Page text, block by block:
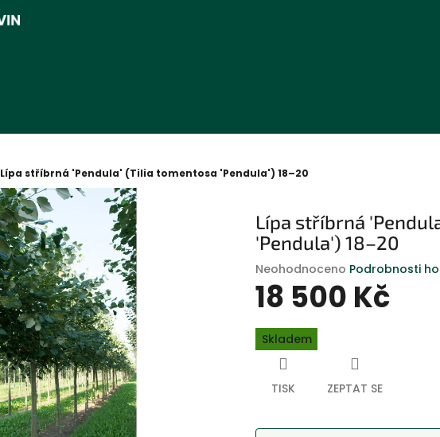
Lípa stříbrná 'Pendula' (Tilia tomentosa 'Pendula') 18–20
Lípa stříbrná
'Pendula') 18–20
Průměrné
hodnocení
produktu
0,0
z
Neohodnoceno Podrobnosti
18 500 Kč
Měrná
cena:
Skladem
TISK ZEPTAT SE